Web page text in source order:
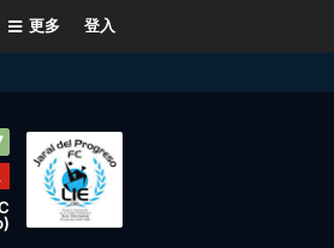
登入
更多